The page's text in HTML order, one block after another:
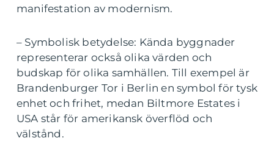
manifestation av modernism.
– Symbolisk betydelse: Kända byggnader
representerar också olika värden och
budskap för olika samhällen. Till exempel är
Brandenburger Tor i Berlin en symbol för tysk
enhet och frihet, medan Biltmore Estates i
USA står för amerikansk överflöd och
välstånd.